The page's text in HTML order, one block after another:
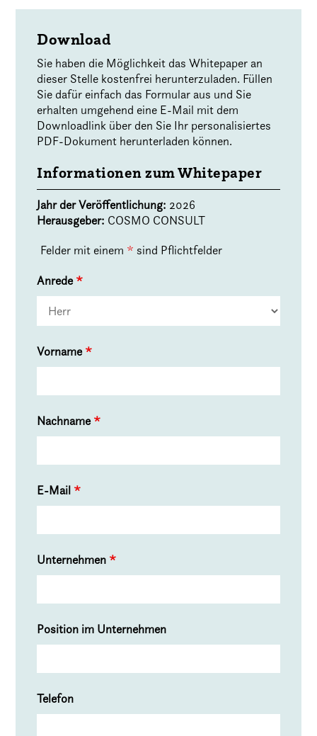
Download
Sie haben die Möglichkeit das Whitepaper an
dieser Stelle kostenfrei herunterzuladen. Füllen
Sie dafür einfach das Formular aus und Sie
erhalten umgehend eine E-Mail mit dem
Downloadlink über den Sie Ihr personalisiertes
PDF-Dokument herunterladen können.
Informationen zum Whitepaper
Jahr der Veröffentlichung: 2026
Herausgeber: COSMO CONSULT
Felder mit einem * sind Pflichtfelder
Anrede *
Vorname *
Nachname *
E-Mail *
Unternehmen *
Position im Unternehmen
Telefon